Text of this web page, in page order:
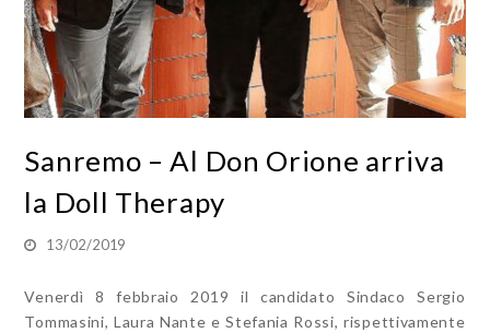
Sanremo – Al Don Orione arriva
la Doll Therapy
13/02/2019
Venerdì 8 febbraio 2019 il candidato Sindaco Sergio
Tommasini, Laura Nante e Stefania Rossi, rispettivamente